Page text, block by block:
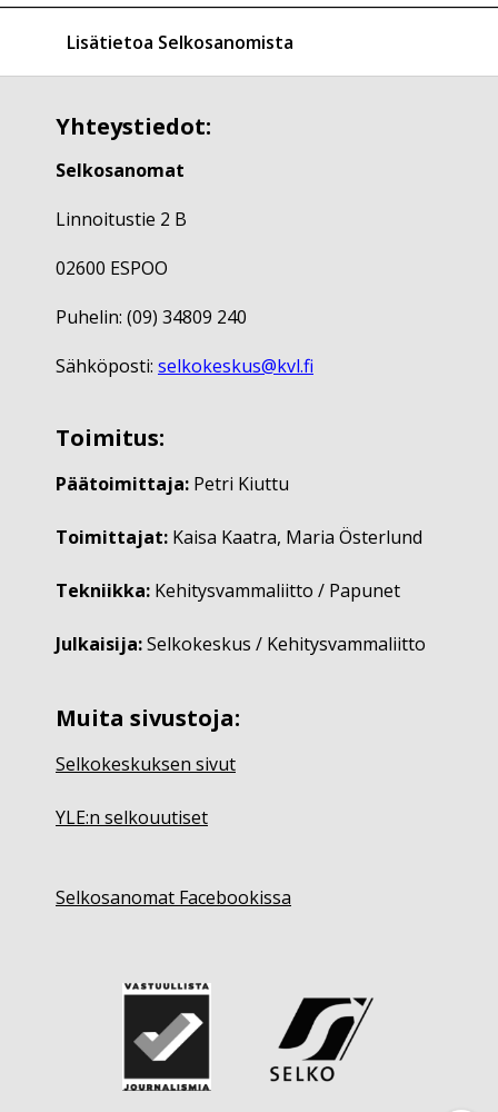
Lisätietoa Selkosanomista
Yhteystiedot:
Selkosanomat
Linnoitustie 2 B
02600 ESPOO
Puhelin: (09) 34809 240
Sähköposti: selkokeskus@kvl.fi
Toimitus:
Päätoimittaja: Petri Kiuttu
Toimittajat: Kaisa Kaatra, Maria Österlund
Tekniikka: Kehitysvammaliitto / Papunet
Julkaisija:Selkokeskus / Kehitysvammaliitto
Muita sivustoja:
Selkokeskuksen sivut
YLE:n selkouutiset
Selkosanomat Facebookissa